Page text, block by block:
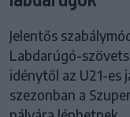
Jelentős
Labdarúgó-
idénytől az U21-es
szezonban a